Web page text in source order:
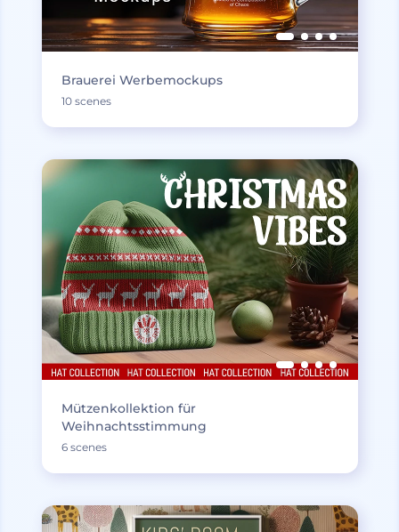
Brauerei Werbemockups
10 scenes
Mützenkollektion für
Weihnachtsstimmung
6 scenes